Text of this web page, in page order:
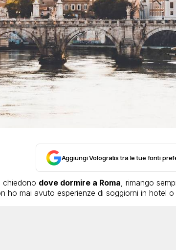
Aggiungi Vologratis tra le tue fonti
chiedono dove dormire a Roma, rimango
ho mai avuto esperienze di soggiorni in hotel